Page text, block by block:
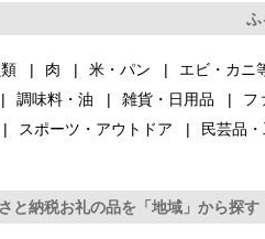
ふ
肉 米・パン エビ・カニ
調味料・油 雑貨・日用品 フ
スポーツ・アウトドア 民芸品
と納税お礼の品を「地域」から探す